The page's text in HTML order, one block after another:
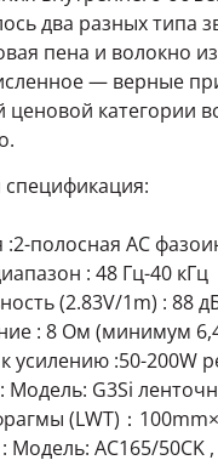
два разных типа
пена и волокно
— верные
ценовой категории
спецификация:
:2-полосная АС
: 48 Гц-40 кГц
(2.83V/1m) : 88
: 8 Ом (минимум
усилению :50-200W
Модель: G3Si
(LWT)：
AC165/50CK